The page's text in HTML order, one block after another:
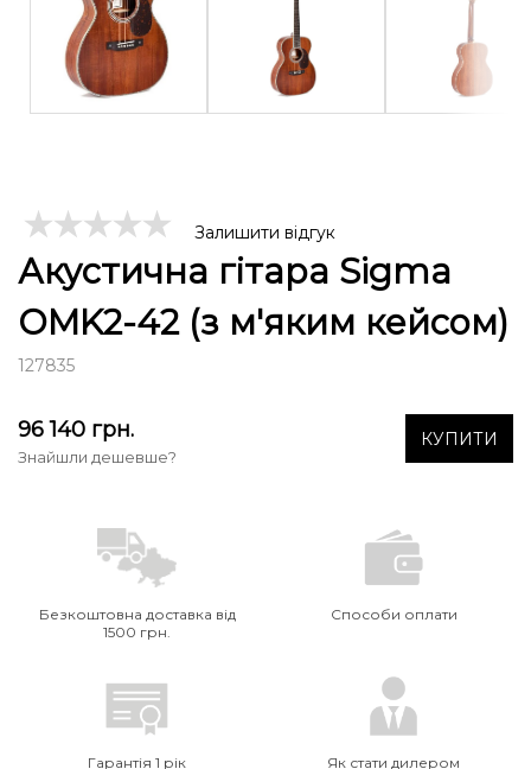
Залишити відгук
Акустична гітара Sigma
OMK2-42 (з м'яким кейсом)
127835
96 140 грн.
Знайшли дешевше?
КУПИТИ
Безкоштовна доставка від
1500 грн.
Способи оплати
Гарантія 1 рік Як стати дилером